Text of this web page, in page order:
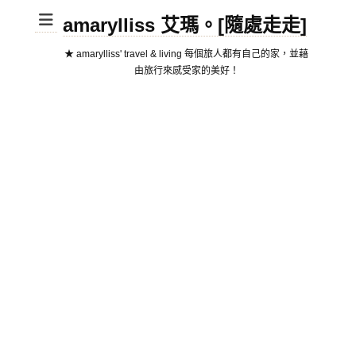
amarylliss 艾瑪。[隨處走走]
★ amarylliss' travel & living 每個旅人都有自己的家，並藉
由旅行來感受家的美好！